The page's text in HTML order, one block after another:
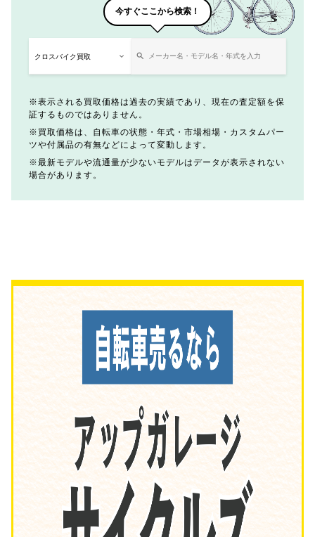
今すぐここから検索！
表示される買取価格は過去の実績であり、現在の査定額を保
証するものではありません。
買取価格は、自転車の状態・年式・市場相場・カスタムパー
ツや付属品の有無などによって変動します。
最新モデルや流通量が少ないモデルはデータが表示されない
場合があります。